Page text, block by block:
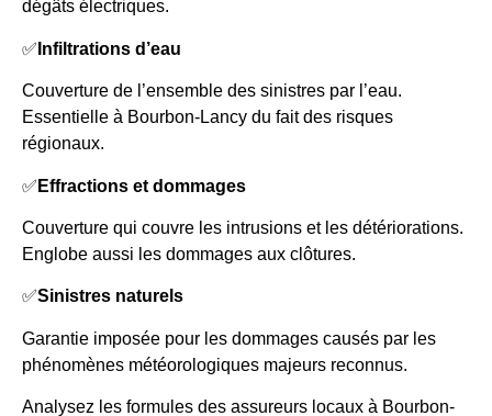
dégâts électriques.
✅ Infiltrations d’eau
Couverture de l’ensemble des sinistres par l’eau.
Essentielle à Bourbon-Lancy du fait des risques
régionaux.
✅ Effractions et dommages
Couverture qui couvre les intrusions et les détériorations.
Englobe aussi les dommages aux clôtures.
✅Sinistres naturels
Garantie imposée pour les dommages causés par les
phénomènes météorologiques majeurs reconnus.
Analysez les formules des assureurs locaux à Bourbon-